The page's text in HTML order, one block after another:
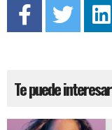
Te puede interesar